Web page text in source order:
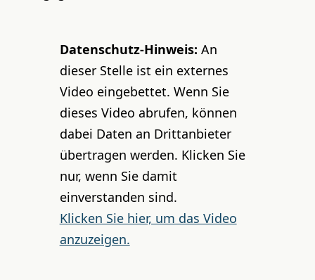
Datenschutz-Hinweis: An
dieser Stelle ist ein externes
Video eingebettet. Wenn Sie
dieses Video abrufen, können
dabei Daten an Drittanbieter
übertragen werden. Klicken Sie
nur, wenn Sie damit
einverstanden sind.
Klicken Sie hier, um das Video
anzuzeigen.